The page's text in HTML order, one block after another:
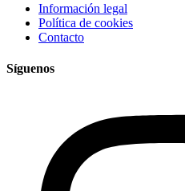
Información legal
Política de cookies
Contacto
Síguenos